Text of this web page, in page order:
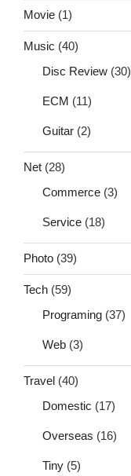
Movie (1)
Music (40)
Disc Review (30)
ECM (11)
Guitar (2)
Net (28)
Commerce (3)
Service (18)
Photo (39)
Tech (59)
Programing (37)
Web (3)
Travel (40)
Domestic (17)
Overseas (16)
Tiny (5)